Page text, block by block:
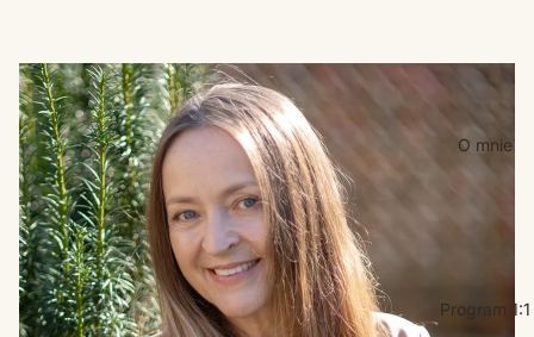
O mnie
Program 1:1